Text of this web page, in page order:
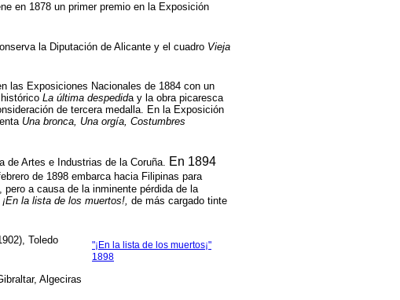
en 1878 un primer premio en la Exposición
la Diputación de Alicante y el cuadro Vieja
las Exposiciones Nacionales de 1884 con un
La última despedida y la obra picaresca
de tercera medalla. En la Exposición
Una bronca, Una orgía, Costumbres
de Artes e Industrias de la Coruña. En 1894
de 1898 embarca hacia Filipinas para
a causa de la inminente pérdida de la
¡En la lista de los muertos!, de más cargado tinte
"¡En la lista de los muertos¡"
1898
Toledo
Algeciras